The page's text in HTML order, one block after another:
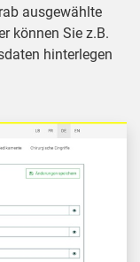
ausgewählte
können Sie z.B.
hinterlegen